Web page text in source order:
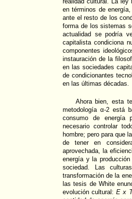
en términos de
ante el resto de los
forma de los sistemas
actualidad se podría
capitalista condiciona
componentes
instauración de la
en las sociedades
de condicionantes
en las últimas décadas.
Ahora bien, esta
metodología α-2 está
consumo de energía
necesario controlar
hombre; pero para que
de tener en
aprovechada, la
energía y la
sociedad. Las
transformación de la
las tesis de White
evolución cultural:E x